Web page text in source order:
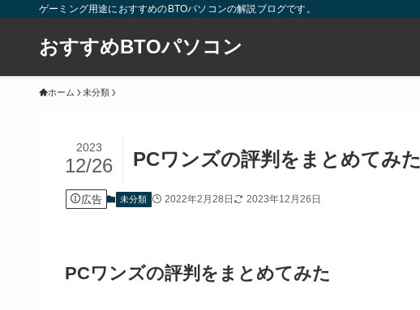
ゲーミング用途におすすめのBTOパソコンの解説ブログです。
おすすめBTOパソコン
ホーム 未分類
PCワンズの評判をまとめてみた
2023
12/26
広告 未分類 2022年2月28日 2023年12月26日
PCワンズの評判をまとめてみた